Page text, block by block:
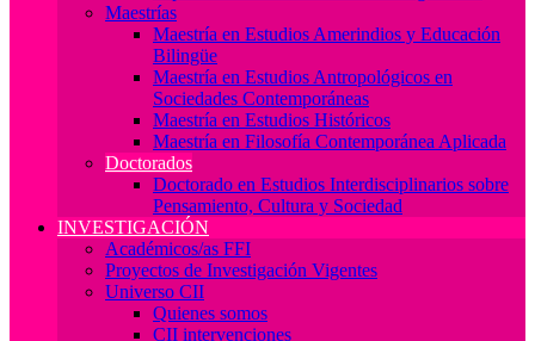
Maestrías
Maestría en Estudios Amerindios y Educación
Bilingüe
Maestría en Estudios Antropológicos en
Sociedades Contemporáneas
Maestría en Estudios Históricos
Maestría en Filosofía Contemporánea Aplicada
Doctorados
Doctorado en Estudios Interdisciplinarios sobre
Pensamiento, Cultura y Sociedad
INVESTIGACIÓN
Académicos/as FFI
Proyectos de Investigación Vigentes
Universo CII
Quienes somos
CII intervenciones